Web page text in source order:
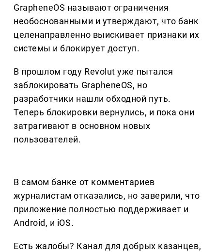
GrapheneOS называют ограничения
необоснованными и утверждают, что банк
целенаправленно выискивает признаки их
системы и блокирует доступ.
В прошлом году Revolut уже пытался
заблокировать GrapheneOS, но
разработчики нашли обходной путь.
Теперь блокировки вернулись, и пока они
затрагивают в основном новых
пользователей.
В самом банке от комментариев
журналистам отказались, но заверили, что
приложение полностью поддерживает и
Android, и iOS.
Есть жалобы? Канал для добрых казанцев,